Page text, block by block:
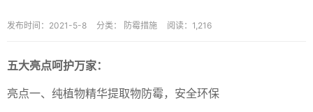
发布时间：2021-5-8 分类： 防霉措施 阅读：1,216
五大亮点呵护万家：
亮点一、纯植物精华提取物防霉，安全环保